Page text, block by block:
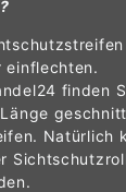
einflechten.
finden
Natürlich